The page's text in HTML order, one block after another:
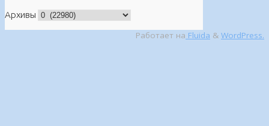
Архивы
Работает на Fluida & WordPress.